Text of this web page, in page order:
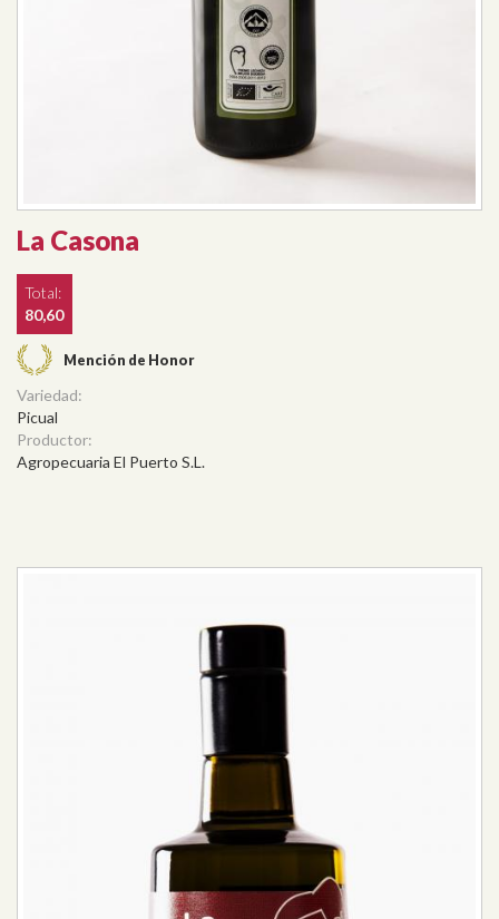
La Casona
Total:
80,60
Mención de Honor
Variedad:
Picual
Productor:
Agropecuaria El Puerto S.L.